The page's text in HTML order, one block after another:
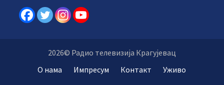
2026© Радио телевизија Крагујевац
О нама
Импресум Контакт Уживо